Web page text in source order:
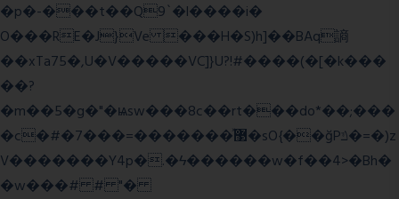
�p�-���t��Q9`�l����i�
O���RE�J}Ve ���H�S)h]��BAq謪
��xTa75�,U�V�����VC]}U?!#����(�[�k���
��?
�m��5�g�"�ѩsw���8c��rt���do*��;���
�c�#�޳�ͯ������=���7�sO{��ğPݿ�=�)z
V�������Y4p�.�ϟ������w�f��4>�Bh�
�w���# # "�